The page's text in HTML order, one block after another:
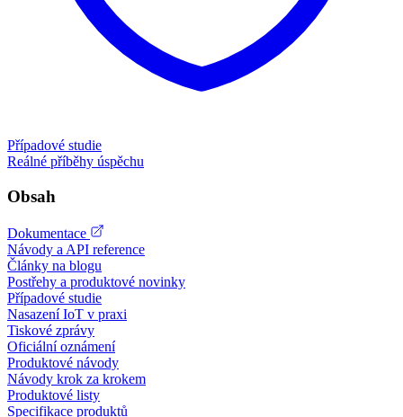
Případové studie
Reálné příběhy úspěchu
Obsah
Dokumentace
Návody a API reference
Články na blogu
Postřehy a produktové novinky
Případové studie
Nasazení IoT v praxi
Tiskové zprávy
Oficiální oznámení
Produktové návody
Návody krok za krokem
Produktové listy
Specifikace produktů